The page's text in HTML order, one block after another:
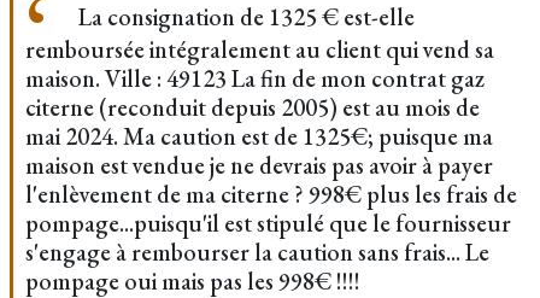
La consignation de 1325 € est-elle
remboursée intégralement au client qui vend sa
maison. Ville : 49123 La fin de mon contrat gaz
citerne (reconduit depuis 2005) est au mois de
mai 2024. Ma caution est de 1325€; puisque ma
maison est vendue je ne devrais pas avoir à payer
l'enlèvement de ma citerne ? 998€ plus les frais de
pompage...puisqu'il est stipulé que le fournisseur
s'engage à rembourser la caution sans frais... Le
pompage oui mais pas les 998€ !!!!